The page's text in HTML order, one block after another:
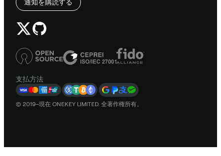
通知を購読する
支払方法
© 2019–現在 ONEKEY LIMITED. 全著作権所有。